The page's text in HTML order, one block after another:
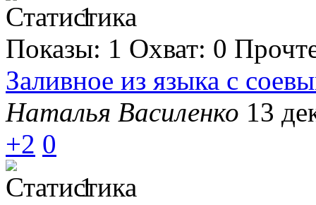
1
Показы: 1 Охват: 0
Заливное из языка с
Наталья Василенко 13
+2 0
1